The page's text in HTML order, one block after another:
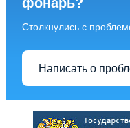
Столкнулись с
Написать о